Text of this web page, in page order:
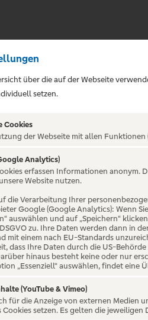
über die auf der Webseite
setzen.
Cookies
der Webseite mit allen Funktionen
Analytics)
erfassen Informationen anonym.
Website nutzen.
die Verarbeitung Ihrer
Google (Google Analytics): Wenn
auswählen und auf „Speichern“
zu. Ihre Daten werden dann in
mit einem nach EU-Standards
dass Ihre Daten durch die US-
hinaus besteht keine oder nur
„Essenziell“ auswählen, findet eine
(YouTube & Vimeo)
für die Anzeige von externen Medien
Cookies setzen. Es gelten die